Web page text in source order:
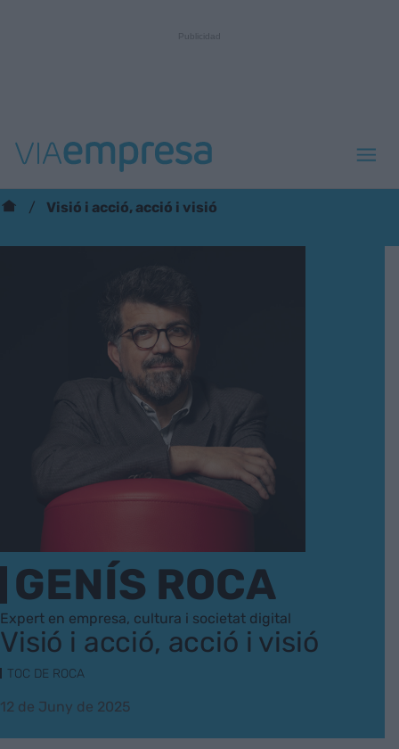
Visió i acció, acció i visió
GENÍS ROCA
Expert en empresa, cultura i societat digital
Visió i acció, acció i visió
TOC DE ROCA
12 de Juny de 2025